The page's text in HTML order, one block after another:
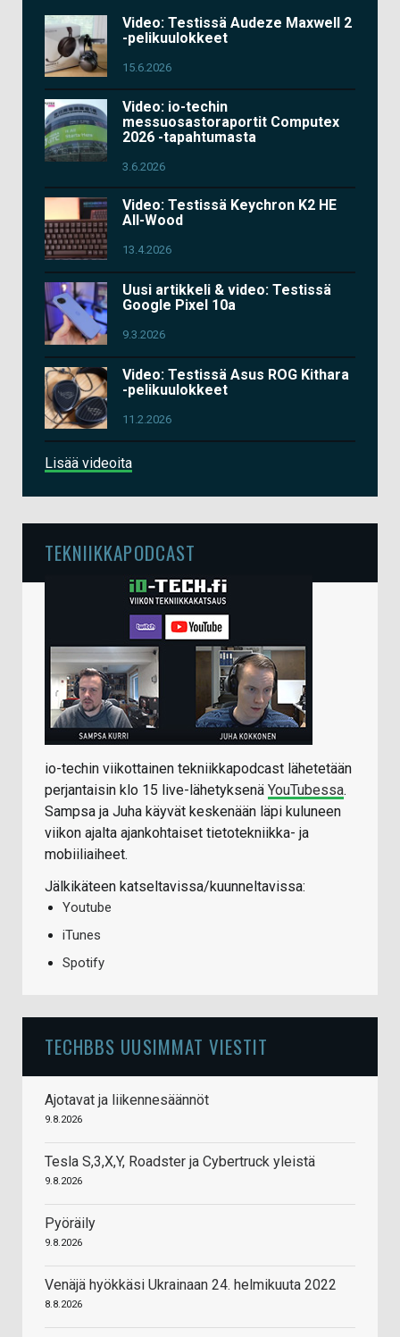
Video: Testissä Audeze Maxwell 2
-pelikuulokkeet
15.6.2026
Video: io-techin
messuosastoraportit Computex
2026 -tapahtumasta
3.6.2026
Video: Testissä Keychron K2 HE
All-Wood
13.4.2026
Uusi artikkeli & video: Testissä
Google Pixel 10a
9.3.2026
Video: Testissä Asus ROG Kithara
-pelikuulokkeet
11.2.2026
Lisää videoita
TEKNIIKKAPODCAST
io-techin viikottainen tekniikkapodcast lähetetään
perjantaisin klo 15 live-lähetyksenä YouTubessa.
Sampsa ja Juha käyvät keskenään läpi kuluneen
viikon ajalta ajankohtaiset tietotekniikka- ja
mobiiliaiheet.
Jälkikäteen katseltavissa/kuunneltavissa:
Youtube
iTunes
Spotify
TECHBBS UUSIMMAT VIESTIT
Ajotavat ja liikennesäännöt
9.8.2026
Tesla S,3,X,Y, Roadster ja Cybertruck yleistä
9.8.2026
Pyöräily
9.8.2026
Venäjä hyökkäsi Ukrainaan 24. helmikuuta 2022
8.8.2026